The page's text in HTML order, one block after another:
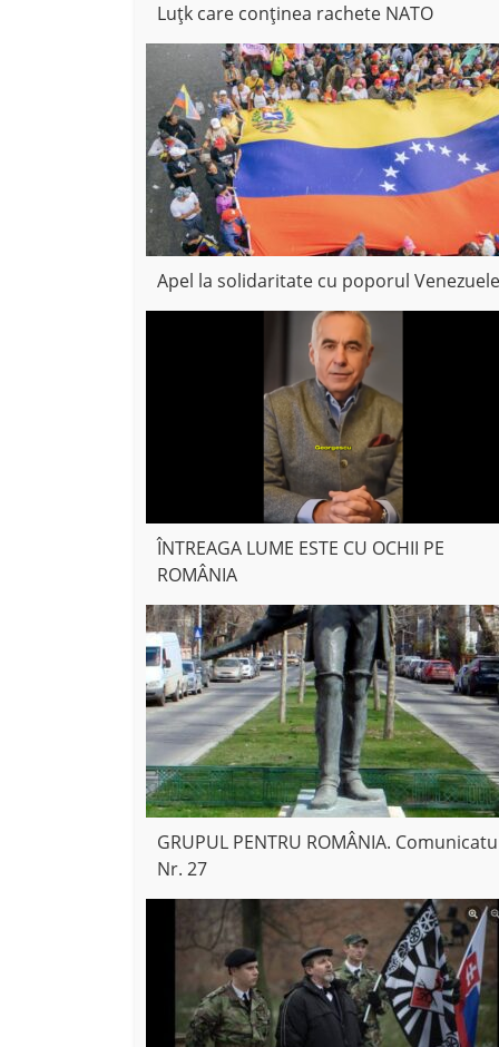
Luțk care conținea rachete NATO
Apel la solidaritate cu poporul
ÎNTREAGA LUME ESTE CU OCHII PE
ROMÂNIA
GRUPUL PENTRU ROMÂNIA.
Nr. 27